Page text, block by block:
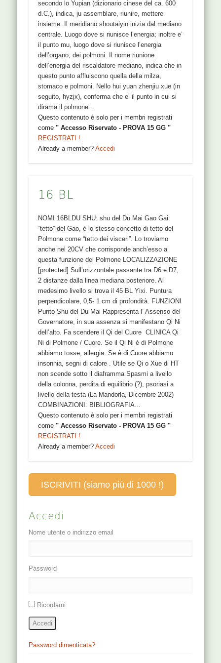
secondo lo Yupian (dizionario cinese del ca. 600
d.C.), indica, ju assemblare, riunire, mettere
insieme. Il meridiano shoutaiyin inizia dal mediano
centrale. Luogo dove si riunisce l’energia; inoltre e’
il punto mu, luogo dove si riunisce l’energia
dell’organo, dei polmoni. Il nome riunione
dell’energia del riscaldatore mediano, indica che in
questo punto affluiscono quella della milza,
stomaco e polmoni. Nello hui yuan zhenjiu xue (in
seguito, hyzjx), conferma che e’ il punto in cui si
dirama il polmone...
Questo contenuto è solo per i membri registrati
come" Accesso Riservato - PROVA 15 GG "
REGISTRATI !
Already a member?Accedi
16 BL
NOMI 16BLDU SHU: shu del Du Mai Gao Gai:
“tetto” del Gao, è lo stesso concetto di tetto del
Polmone come “tetto dei visceri”. Lo troviamo
anche nel 20CV che corrisponde anch’esso a
questa funzione del Polmone LOCALIZZAZIONE
[protected] Sull’orizzontale passante tra D6 e D7,
2 distanze dalla linea mediana posteriore. Al
medesimo livello si trova il 45 BL Yixi. Puntura
perpendicolare, 0,5- 1 cm di profondità. FUNZIONI
Punto Shu del Du Mai Rappresenta l’ Assenso del
Governatore, in sua assenza si manifestano Qi Ni
dell’alto. Fa scendere il Qi del Cuore CLINICA Qi
Ni di Polmone / Cuore. Se il Qi Ni è di Polmone
abbiamo tosse, allergia. Se è di Cuore abbiamo
insonnia, segni di calore . Utile se Qi o Xue di HT
non scende sotto il diaframma Spasmi a livello
della colonna, perdita di equilibrio (?), psoriasi a
livello della testa (La Mandorla, Dicembre 2002)
COMBINAZIONI: BIBLIOGRAFIA...
Questo contenuto è solo per i membri registrati
come" Accesso Riservato - PROVA 15 GG "
REGISTRATI !
Already a member?Accedi
ISCRIVITI (siamo più di 1000 !)
Accedi
Nome utente o indirizzo email
Password
Ricordami
Accedi
Password dimenticata?